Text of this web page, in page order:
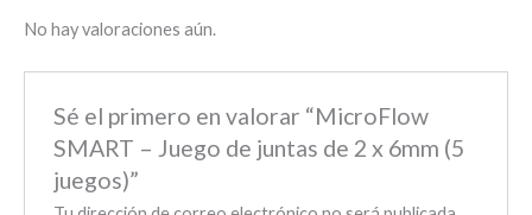
No hay valoraciones aún.
Sé el primero en valorar “MicroFlow
SMART – Juego de juntas de 2 x 6mm (5
juegos)”